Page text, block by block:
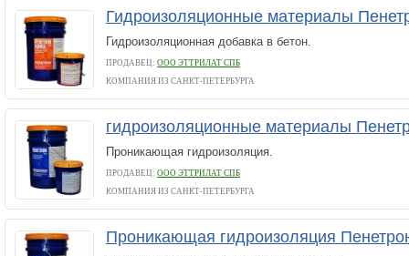
Гидроизоляционные материалы
Гидроизоляционная добавка в бетон.
ПРОДАВЕЦ: ООО ЭТТРИЛАТ СПБ
КОМПАНИЯ ИЗ САНКТ-ПЕТЕРБУРГА
гидроизоляционные материалы
Проникающая гидроизоляция.
ПРОДАВЕЦ: ООО ЭТТРИЛАТ СПБ
КОМПАНИЯ ИЗ САНКТ-ПЕТЕРБУРГА
Проникающая гидроизоляция